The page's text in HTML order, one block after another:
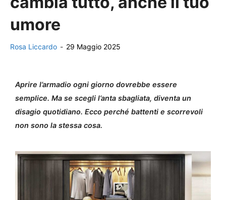
umore
Rosa Liccardo - 29 Maggio 2025
Aprire l’armadio ogni giorno dovrebbe essere
semplice. Ma se scegli l’anta sbagliata, diventa un
disagio quotidiano. Ecco perché battenti e scorrevoli
non sono la stessa cosa.